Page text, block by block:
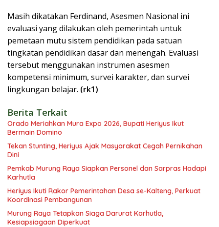
Masih dikatakan Ferdinand, Asesmen Nasional ini
evaluasi yang dilakukan oleh pemerintah untuk
pemetaan mutu sistem pendidikan pada satuan
tingkatan pendidikan dasar dan menengah. Evaluasi
tersebut menggunakan instrumen asesmen
kompetensi minimum, survei karakter, dan survei
lingkungan belajar. (rk1)
Berita Terkait
Orado Meriahkan Mura Expo 2026, Bupati Heriyus Ikut
Bermain Domino
Tekan Stunting, Heriyus Ajak Masyarakat Cegah Pernikahan
Dini
Pemkab Murung Raya Siapkan Personel dan Sarpras Hadapi
Karhutla
Heriyus Ikuti Rakor Pemerintahan Desa se-Kalteng, Perkuat
Koordinasi Pembangunan
Murung Raya Tetapkan Siaga Darurat Karhutla,
Kesiapsiagaan Diperkuat